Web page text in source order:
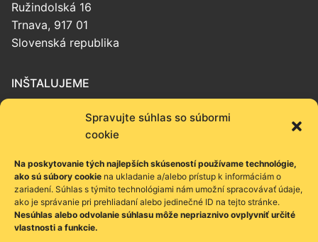
Spravujte súhlas so súbormi
cookie
Na poskytovanie tých najlepších skúseností používame technológie,
ako sú súbory cookie na ukladanie a/alebo prístup k informáciám o
zariadení. Súhlas s týmito technológiami nám umožní spracovávať údaje,
ako je správanie pri prehliadaní alebo jedinečné ID na tejto stránke.
Nesúhlas alebo odvolanie súhlasu môže nepriaznivo ovplyvniť určité
vlastnosti a funkcie.
Ružindolská 16
Trnava, 917 01
Slovenská republika
INŠTALUJEME
Tepelné čerpadlá
Podlahové vykurovanie
Stropné chladenie
PONÚKAME